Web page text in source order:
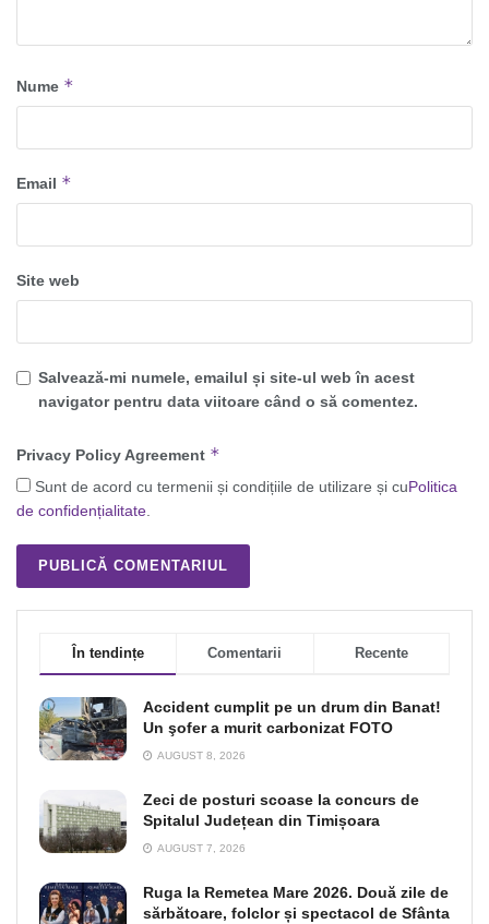
Nume *
Email *
Site web
Salvează-mi numele, emailul și site-ul web în acest
navigator pentru data viitoare când o să comentez.
Privacy Policy Agreement *
Sunt de acord cu termenii și condițiile de utilizare și cuPolitica
de confidențialitate.
În tendințe Comentarii Recente
Accident cumplit pe un drum din Banat!
Un şofer a murit carbonizat FOTO
AUGUST 8, 2026
Zeci de posturi scoase la concurs de
Spitalul Județean din Timișoara
AUGUST 7, 2026
Ruga la Remetea Mare 2026. Două zile de
sărbătoare, folclor și spectacol de Sfânta